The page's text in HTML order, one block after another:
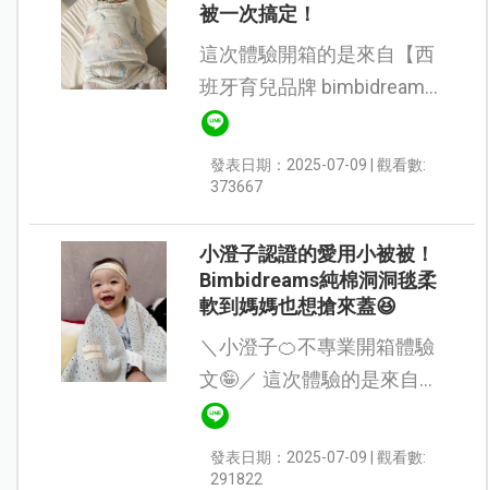
被一次搞定！
這次體驗開箱的是來自【西
班牙育兒品牌 bimbidreams
的 竹纖維紗布包巾－鯨魚童
話款】，尺寸為
120x120cm，屬於大尺寸包
好，圖案設計也超可愛，...
發表日期：2025-07-09 | 觀看數:
373667
小澄子認證的愛用小被被！
Bimbidreams純棉洞洞毯柔
軟到媽媽也想搶來蓋😆
＼小澄子🍊不專業開箱體驗
文🤪／ 這次體驗的是來自西
班牙的 🌟bimbidreams 純棉
針織洞洞毯，給寶寶從早到
晚的輕柔呵護😘 一打開包裹
發表日期：2025-07-09 | 觀看數:
291822